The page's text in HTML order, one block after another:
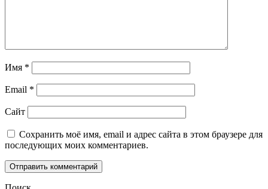
Имя *
Email *
Сайт
Сохранить моё имя, email и адрес сайта в этом браузере для
последующих моих комментариев.